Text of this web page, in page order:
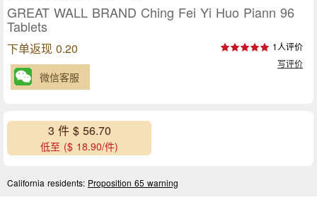
GREAT WALL BRAND Ching Fei Yi Huo Piann 96
Tablets
下单返现 0.20
1人评价
写评价
微信客服
3 件 $ 56.70
低至 ($ 18.90/件)
California residents: Proposition 65 warning